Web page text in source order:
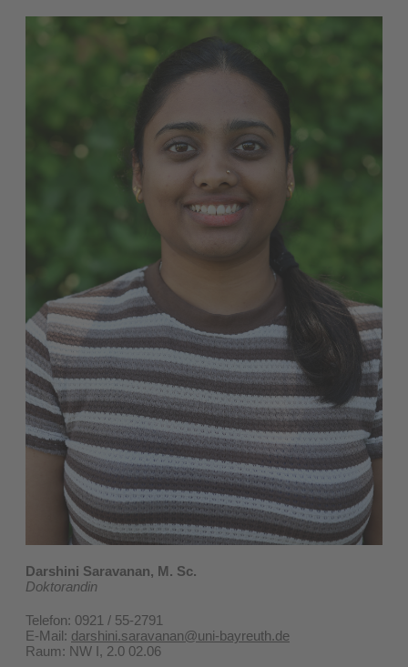
Darshini Saravanan, M. Sc.
Doktorandin
Telefon: 0921 / 55-2791
E-Mail: darshini.saravanan@uni-bayreuth.de
​Raum: NW I, 2.0 02.06